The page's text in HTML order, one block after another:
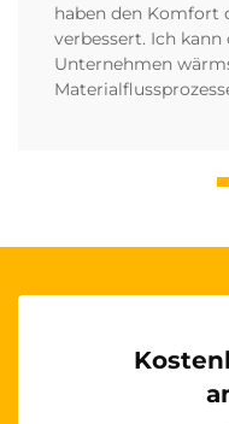
haben den Komfort
verbessert. Ich kann
Unternehmen